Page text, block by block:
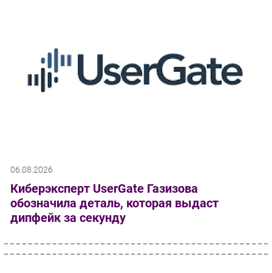
06.08.2026
Киберэксперт UserGate Газизова
обозначила деталь, которая выдаст
дипфейк за секунду